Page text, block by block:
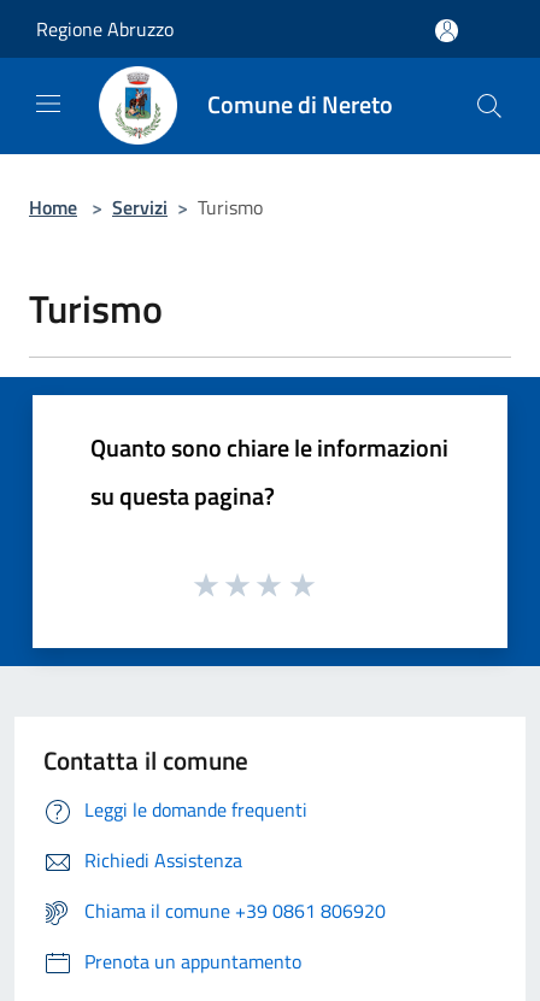
Regione Abruzzo
Comune di Nereto
Home > Servizi > Turismo
Turismo
Quanto sono chiare le informazioni
su questa pagina?
Contatta il comune
Leggi le domande frequenti
Richiedi Assistenza
Chiama il comune +39 0861 806920
Prenota un appuntamento